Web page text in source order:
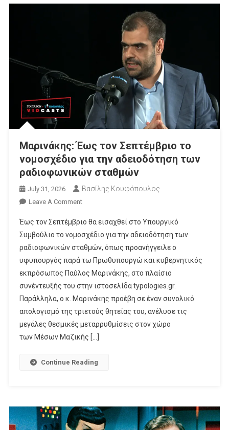
Μαρινάκης: Έως τον Σεπτέμβριο το
νομοσχέδιο για την αδειοδότηση των
ραδιοφωνικών σταθμών
July 31, 2026 Βασίλης Κουφόπουλος
Leave A CommentOn
Έως
Τον
Σεπτέμβριο
Το
Νομοσχέδιο
Για
Την
Αδειοδότηση
Ραδιοφωνικών
Σταθμών
Έως τον Σεπτέμβριο θα εισαχθεί στο Υπουργικό
Συμβούλιο το νομοσχέδιο για την αδειοδότηση των
ραδιοφωνικών σταθμών, όπως προανήγγειλε ο
υφυπουργός παρά τω Πρωθυπουργώ και κυβερνητικός
εκπρόσωπος Παύλος Μαρινάκης, στο πλαίσιο
συνέντευξής του στην ιστοσελίδα typologies.gr.
Παράλληλα, ο κ. Μαρινάκης προέβη σε έναν συνολικό
απολογισμό της τριετούς θητείας του, ανέλυσε τις
μεγάλες θεσμικές μεταρρυθμίσεις στον χώρο
των Μέσων Μαζικής […]
Continue Reading